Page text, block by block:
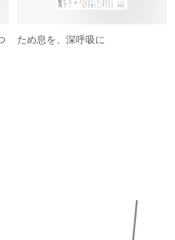
ため息を、深呼吸に